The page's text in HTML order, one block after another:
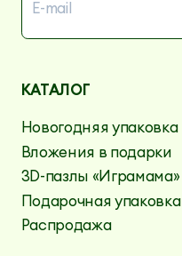
КАТАЛОГ
Новогодняя упаковка
Вложения в подарки
3D-пазлы «Играмама»
Подарочная упаковка
Распродажа